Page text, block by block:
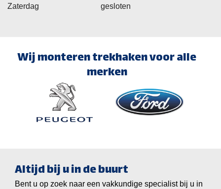
Zaterdag
gesloten
Wij monteren trekhaken voor alle
merken
Altijd bij u in de buurt
Bent u op zoek naar een vakkundige specialist bij u in